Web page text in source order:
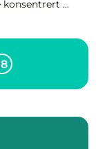
...